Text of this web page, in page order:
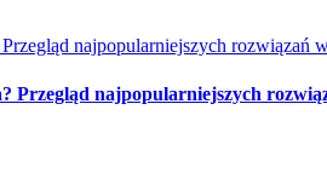
najpopularniejszych